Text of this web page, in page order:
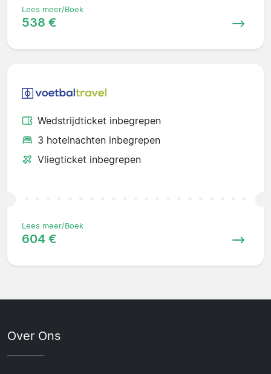
Lees meer/Boek
538 €
Wedstrijdticket inbegrepen
3 hotelnachten inbegrepen
Vliegticket inbegrepen
Lees meer/Boek
604 €
Over Ons